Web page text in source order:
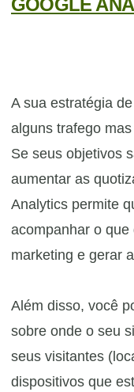
GOOGLE
A sua estratégia
alguns trafego
Se seus objetivos
aumentar as
Analytics permite
acompanhar o
marketing e gerar
Além disso, você
sobre onde o seu
seus visitantes
dispositivos que